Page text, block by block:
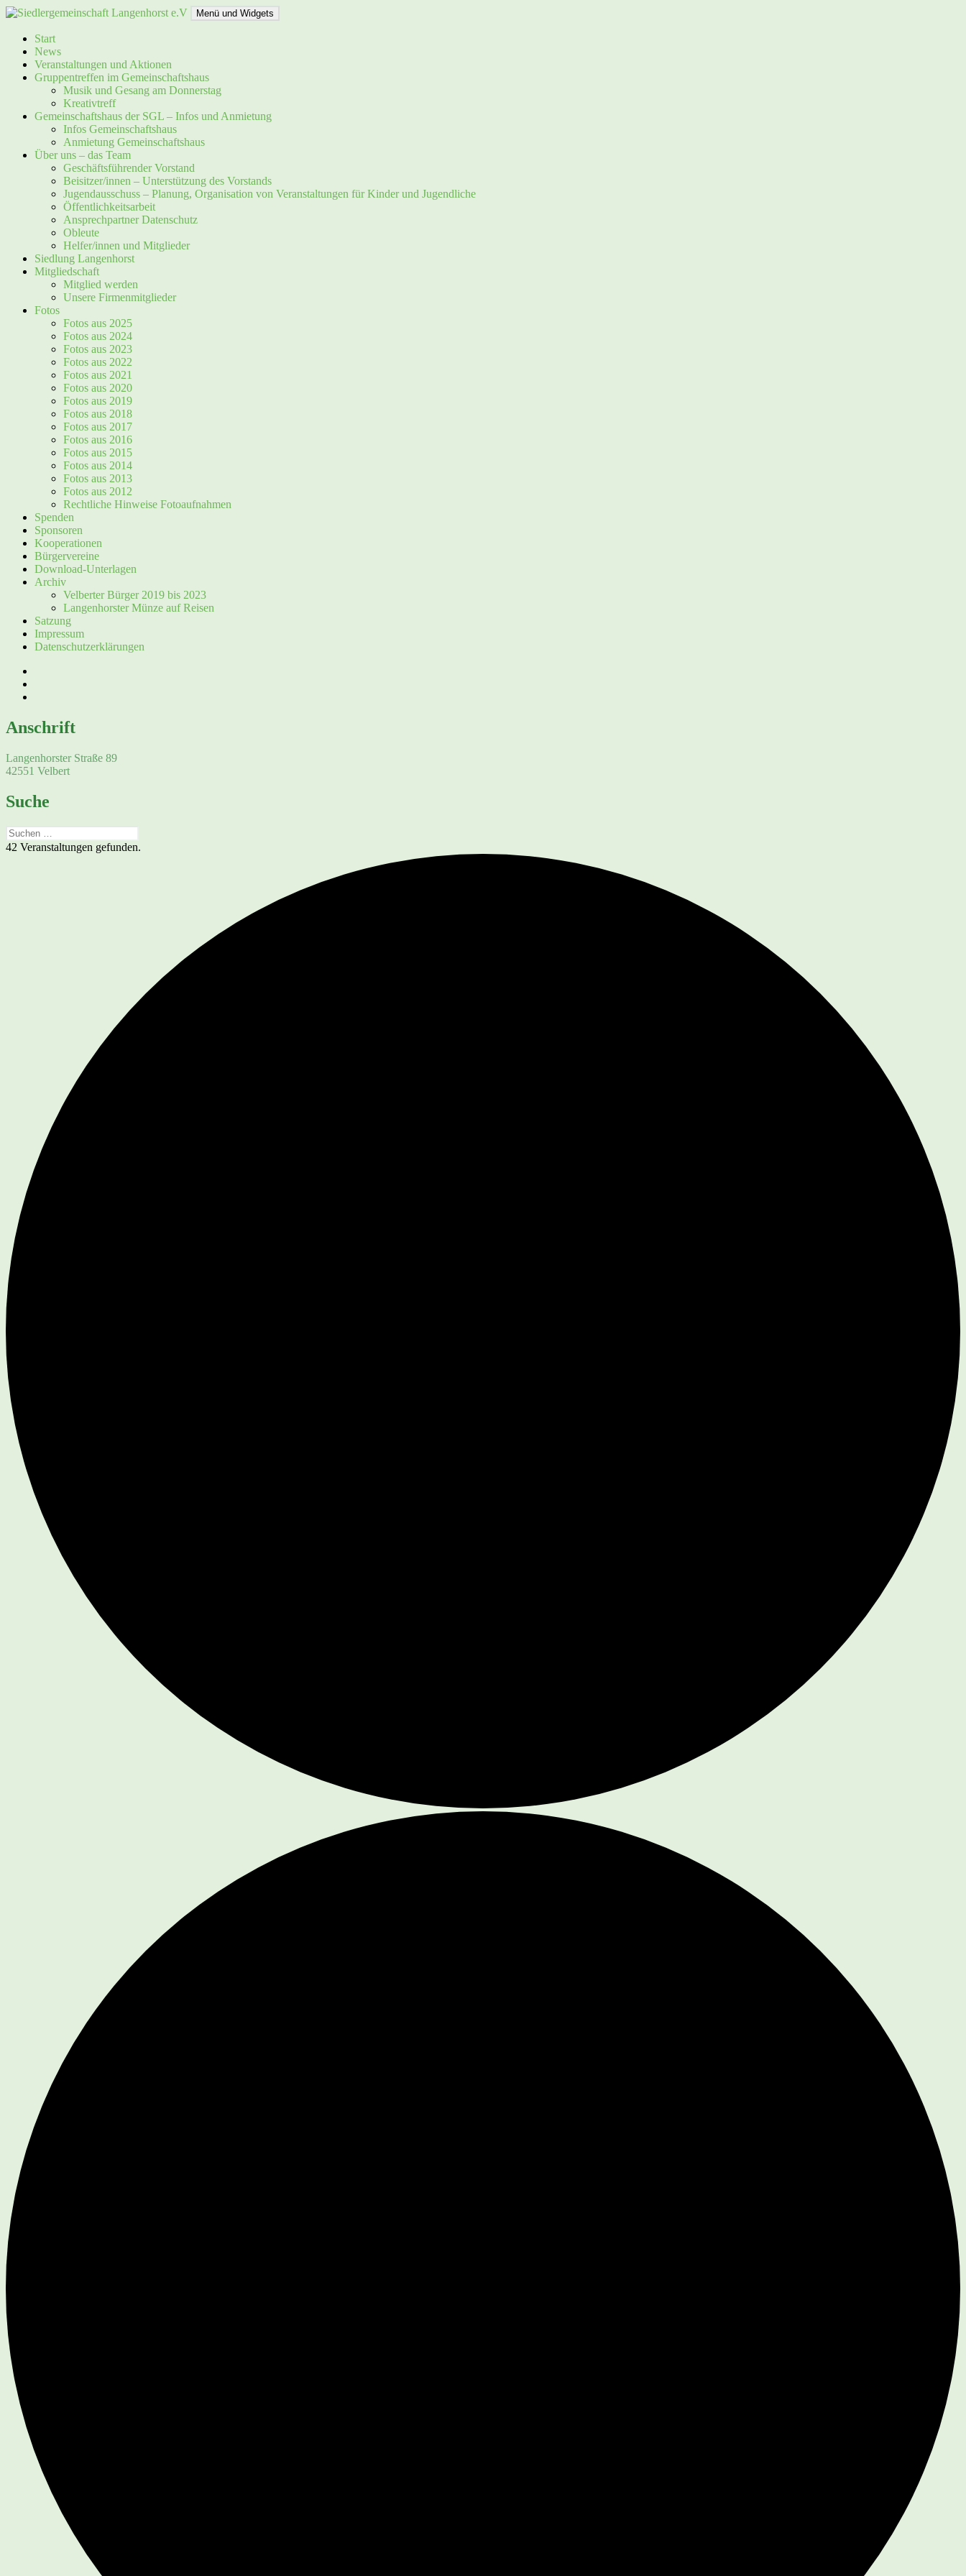
Zum
springen
Siedlergemeinschaft Langenhorst e.V
Menü und Widgets
Start
News
Veranstaltungen und Aktionen
Gruppentreffen im Gemeinschaftshaus
Musik und Gesang am Donnerstag
Kreativtreff
Gemeinschaftshaus der SGL – Infos und Anmietung
Infos Gemeinschaftshaus
Anmietung Gemeinschaftshaus
Über uns – das Team
Geschäftsführender Vorstand
Beisitzer/innen – Unterstützung des Vorstands
Jugendausschuss – Planung, Organisation von Veranstaltungen für Kinder und Jugendliche
Öffentlichkeitsarbeit
Ansprechpartner Datenschutz
Obleute
Helfer/innen und Mitglieder
Siedlung Langenhorst
Mitgliedschaft
Mitglied werden
Unsere Firmenmitglieder
Fotos
Fotos aus 2025
Fotos aus 2024
Fotos aus 2023
Fotos aus 2022
Fotos aus 2021
Fotos aus 2020
Fotos aus 2019
Fotos aus 2018
Fotos aus 2017
Fotos aus 2016
Fotos aus 2015
Fotos aus 2014
Fotos aus 2013
Fotos aus 2012
Rechtliche Hinweise Fotoaufnahmen
Spenden
Sponsoren
Kooperationen
Bürgervereine
Download-Unterlagen
Archiv
Velberter Bürger 2019 bis 2023
Langenhorster Münze auf Reisen
Satzung
Impressum
Datenschutzerklärungen
Anschrift
Langenhorster Straße 89
42551 Velbert
Suche
Suchen
nach:
42 Veranstaltungen gefunden.